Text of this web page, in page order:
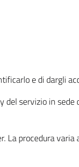
e di dargli
servizio in sede
procedura varia